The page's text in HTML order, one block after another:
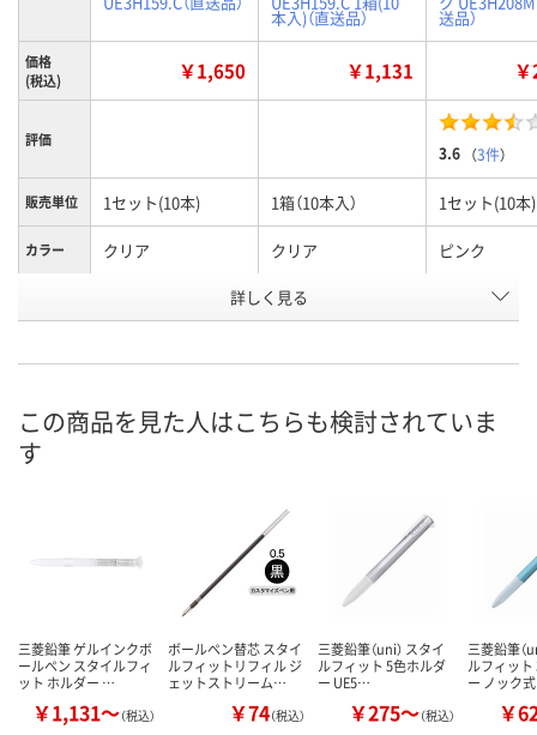
本入)（直送品） 送品）
価格
(税込)
￥1,650 ￥1,131
評価
3.6 （3件）
販売単位 1セット(10本) 1箱（10本入） 1セット(10本)
カラー クリア クリア ピンク
1188270 P730516
詳しく見る
この商品を見た人はこちらも検討されていま
す
三菱鉛筆 ゲルインクボ
ールペン スタイルフィ
ット ホルダー …
￥1,131～（税込）
ボールペン替芯 スタイ
ルフィットリフィル ジ
ェットストリーム…
￥74（税込）
三菱鉛筆（uni） スタイ
ルフィット 5色ホルダ
ー UE5…
￥275～（税込）
三菱鉛筆（
ルフィッ
ー ノック式
￥